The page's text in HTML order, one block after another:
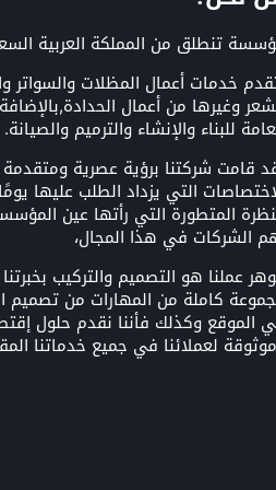
تنطلق من المملكة العربية
خدمات أعمال المظلات والسواتر
وغيرها من أعمال
للبناء والإنشاء والترميم والصيانة.
قامت شركتنا برؤية عصرية
التي يزداد الطلب عليها
المتطورة التي رأتها عين
الشركات في هذا المجال،
عملنا هو التصميم والتركيب
كاملة من المهارات من تصميم
الموقع وكذلك فأننا نقدم حلول
لعملائنا في جميع خدماتنا